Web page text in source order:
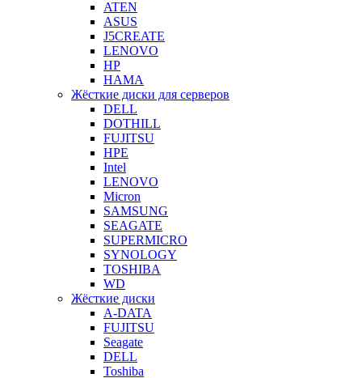
ATEN
ASUS
J5CREATE
LENOVO
HP
HAMA
Жёсткие диски для серверов
DELL
DOTHILL
FUJITSU
HPE
Intel
LENOVO
Micron
SAMSUNG
SEAGATE
SUPERMICRO
SYNOLOGY
TOSHIBA
WD
Жёсткие диски
A-DATA
FUJITSU
Seagate
DELL
Toshiba